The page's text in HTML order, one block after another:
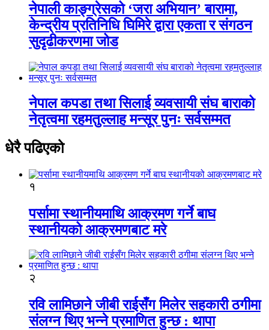
नेपाली काङ्ग्रेसको ‘जरा अभियान’ बारामा,
केन्द्रीय प्रतिनिधि घिमिरे द्वारा एकता र संगठन
सुदृढीकरणमा जोड
नेपाल कपडा तथा सिलाई व्यवसायी संघ बाराको
नेतृत्वमा रहमतुल्लाह मन्सूर पुनः सर्वसम्मत
धेरै पढिएको
१
पर्सामा स्थानीयमाथि आक्रमण गर्ने बाघ
स्थानीयको आक्रमणबाट मरे
२
रवि लामिछाने जीबी राईसँग मिलेर सहकारी ठगीमा
संलग्न थिए भन्ने प्रमाणित हुन्छ : थापा